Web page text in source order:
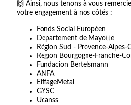
🙌 Ainsi, nous tenons à vous
votre engagement à nos côtés :
Fonds Social Européen
Département de Mayotte
Région Sud - Provence-Alpes-
Région Bourgogne-Franche-
Fundacion Bertelsmann
ANFA
EiffageMetal
GYSC
Ucanss